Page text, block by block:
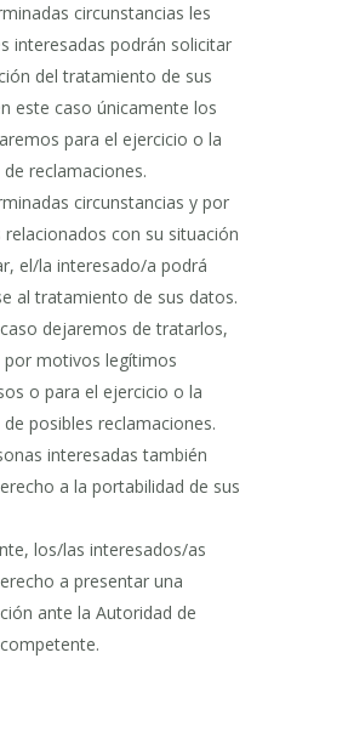
circunstancias les
interesadas podrán solicitar
del tratamiento de sus
este caso únicamente los
para el ejercicio o la
reclamaciones.
circunstancias y por
con su situación
el/la interesado/a podrá
al tratamiento de sus datos.
dejaremos de tratarlos,
por motivos legítimos
o para el ejercicio o la
posibles reclamaciones.
interesadas también
a la portabilidad de sus
los/las interesados/as
a presentar una
ante la Autoridad de